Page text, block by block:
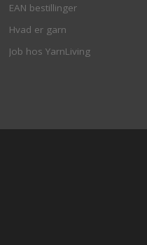
EAN bestillinger
Hvad er garn
Job hos YarnLiving